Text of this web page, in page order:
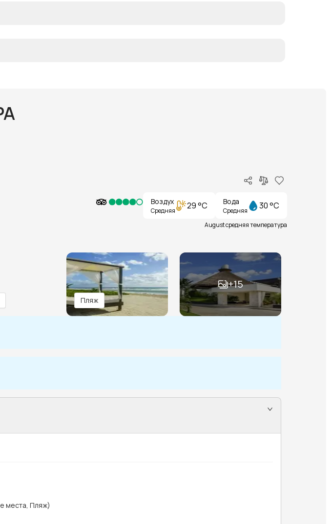
Воздух
Средняя 29 °C Вода
Средняя 30 °C
August средняя температура
Пляж
+15
места, Пляж)